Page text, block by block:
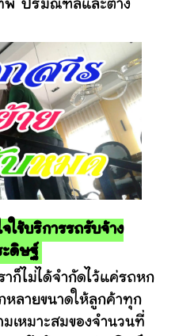
ทพ ปริมณฑลและต่าง
ใช้บริการรถรับจ้าง
ะดิษฐ์
ม่ได้จำกัดไว้แค่รถหก
หลายขนาดให้ลูกค้าทุก
มเหมาะสมของจำนวนที่